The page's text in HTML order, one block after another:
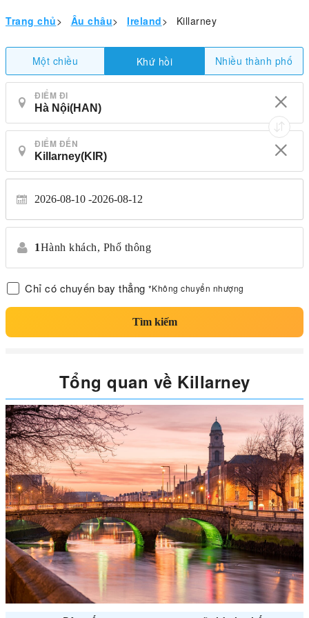
Trang chủ> Âu châu> Ireland> Killarney
Một chiều Khứ hồi Nhiều thành phố
ĐIỂM ĐI
ĐIỂM ĐẾN
2026-08-10 2026-08-12
1Hành khách, Phổ thông
Chỉ có chuyến bay thẳng *Không chuyển nhượng
Tìm kiếm
Tổng quan về Killarney